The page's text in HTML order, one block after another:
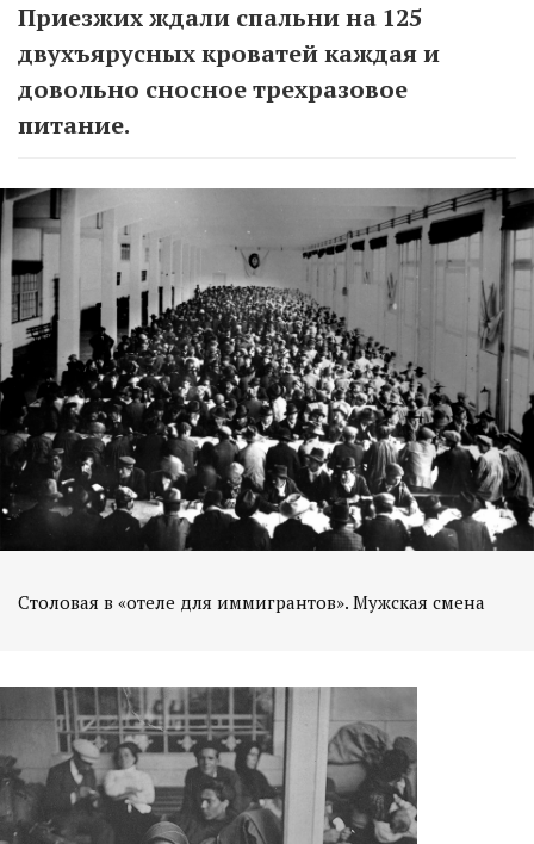
Приезжих ждали спальни на 125
двухъярусных кроватей каждая и
довольно сносное трехразовое
питание.
Столовая в «отеле для иммигрантов». Мужская смена